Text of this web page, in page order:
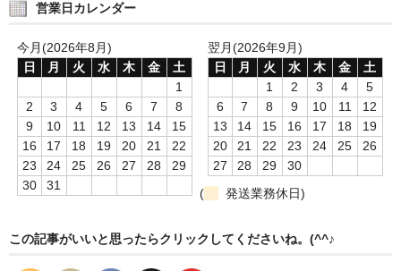
会社理念
沿革
お問合せ
送料のご案内
スタッフブログ
草津Tip店
営業日カレンダー
今月(2026年8月)
日
月 火 水 木 金
土
1
2
3 4 5 6 7
8
9
10 11 12 13 14
15
16
17 18 19 20 21
22
23
24 25 26 27 28
29
30
31
翌月(2026年9月)
日
月 火 水 木 金
土
1
2 3 4
5
6
7 8 9 10 11
12
13
14 15 16 17 18
19
20
21 22 23 24 25
26
27
28 29
30
(
発送業務休日)
この記事がいいと思ったらクリックしてくださいね。(^^♪